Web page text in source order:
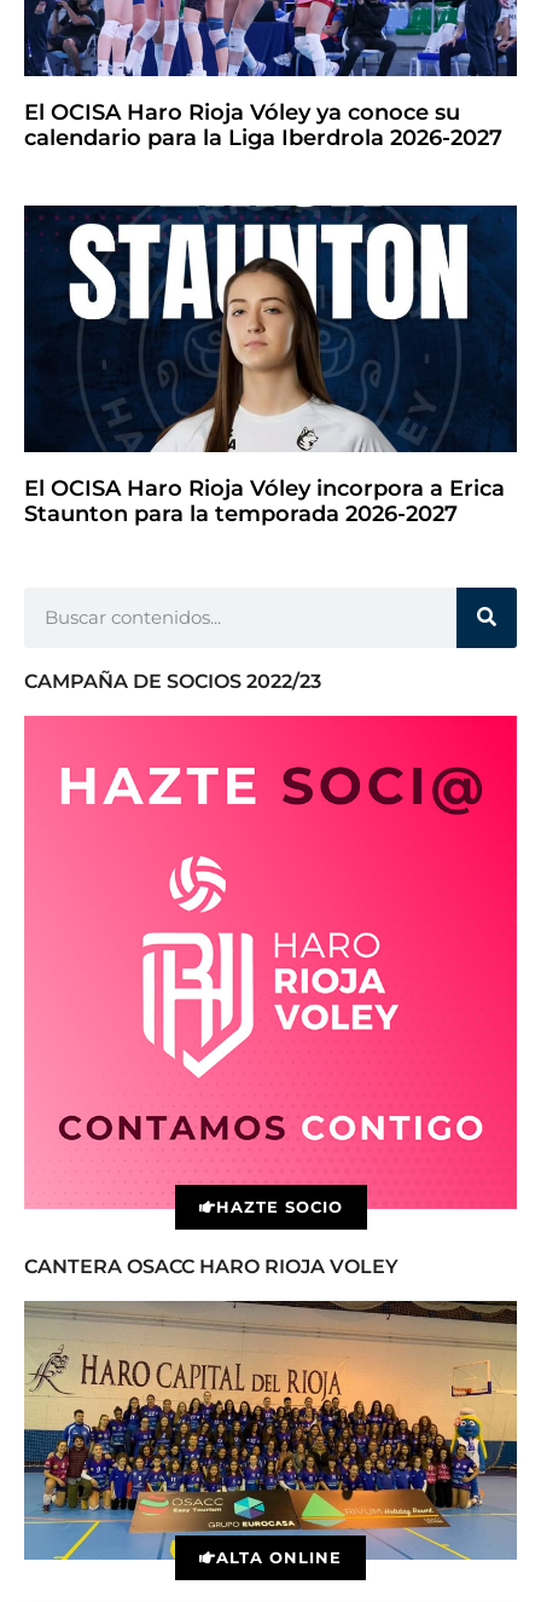
El OCISA Haro Rioja Vóley ya conoce su
calendario para la Liga Iberdrola 2026-2027
El OCISA Haro Rioja Vóley incorpora a Erica
Staunton para la temporada 2026-2027
CAMPAÑA DE SOCIOS 2022/23
HAZTE SOCIO
CANTERA OSACC HARO RIOJA VOLEY
ALTA ONLINE